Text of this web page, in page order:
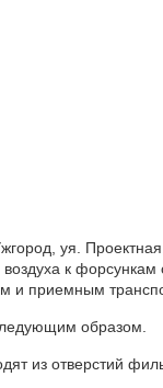
уя.
воздуха к
и приемным
образом.
из отверстий